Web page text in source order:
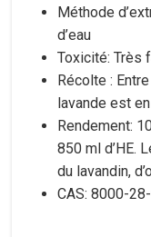
Méthode
d’eau
Toxicité: Très
Récolte :
lavande est
Rendement:
850 ml d’HE.
du lavandin,
CAS: 8000-